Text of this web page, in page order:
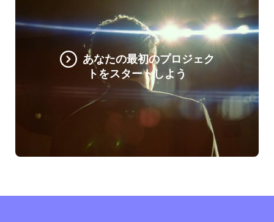
あなたの最初のプロジェク
トをスタートしよう